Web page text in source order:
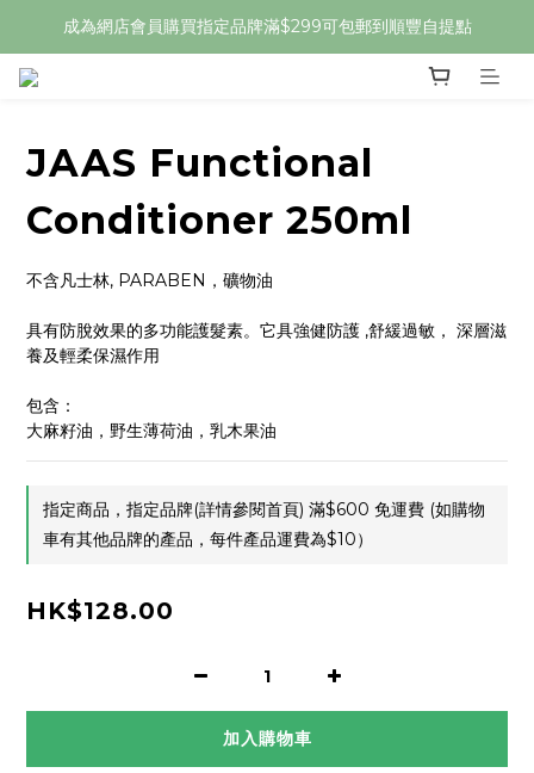
成為網店會員購買指定品牌滿$299可包郵到順豐自提點
JAAS Functional
Conditioner 250ml
不含凡士林, PARABEN，礦物油
具有防脫效果的多功能護髮素。它具強健防護 ,舒緩過敏， 深層滋
養及輕柔保濕作用
包含：
大麻籽油，野生薄荷油，乳木果油
指定商品，指定品牌(詳情參閱首頁) 滿$600 免運費 (如購物
車有其他品牌的產品，每件產品運費為$10）
HK$128.00
加入購物車